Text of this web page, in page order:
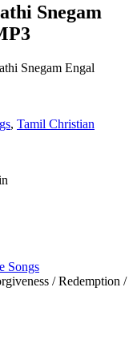
Snegam
Snegam Engal
, Tamil Christian
Songs
/ Redemption /